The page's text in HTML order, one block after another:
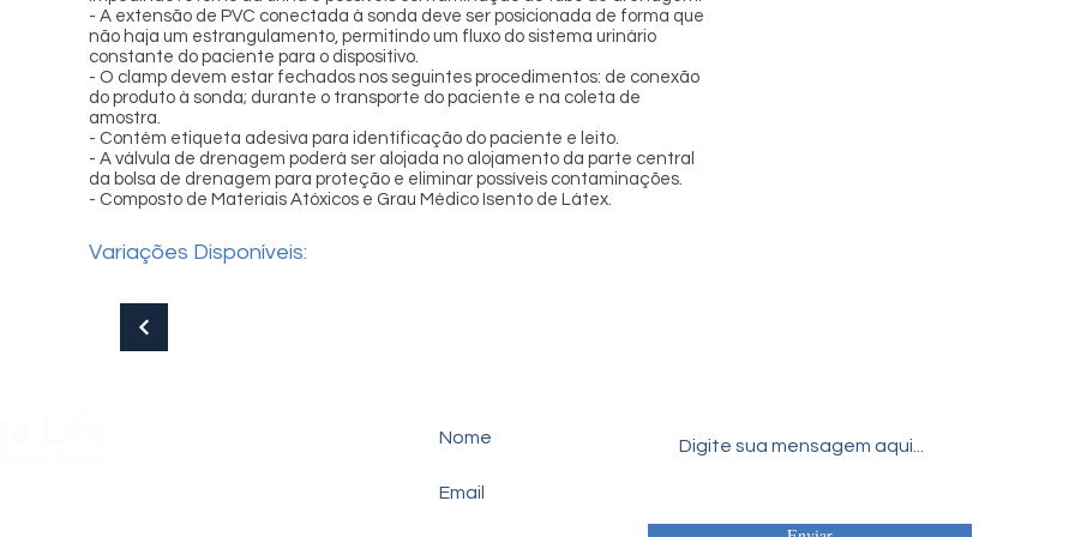
- A extensão de PVC conectada à sonda deve ser posicionada de forma que
não haja um estrangulamento, permitindo um fluxo do sistema urinário
constante do paciente para o dispositivo.
- O clamp devem estar fechados nos seguintes procedimentos: de conexão
do produto à sonda; durante o transporte do paciente e na coleta de
amostra.
- Contém etiqueta adesiva para identificação do paciente e leito.
- A válvula de drenagem poderá ser alojada no alojamento da parte central
da bolsa de drenagem para proteção e eliminar possíveis contaminações.
- Composto de Materiais Atóxicos e Grau Médico Isento de Látex.
Variações Disponíveis: